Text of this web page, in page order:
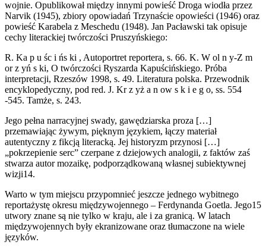
wojnie. Opublikował między innymi powieść Droga wiodła przez
Narvik (1945), zbiory opowiadań Trzynaście opowieści (1946) oraz
powieść Karabela z Meschedu (1948). Jan Pacławski tak opisuje
cechy literackiej twórczości Pruszyńskiego:
R. Ka p u śc i ńs ki , Autoportret reportera, s. 66. K. W ol n y-Z m
or z yń s ki, O twórczości Ryszarda Kapuścińskiego. Próba
interpretacji, Rzeszów 1998, s. 49. Literatura polska. Przewodnik
encyklopedyczny, pod red. J. Kr z yż a n ow s k i e g o, ss. 554
-545. Tamże, s. 243.
Jego pełna narracyjnej swady, gawędziarska proza […]
przemawiając żywym, pięknym językiem, łączy materiał
autentyczny z fikcją literacką. Jej historyzm przynosi […]
„pokrzepienie serc” czerpane z dziejowych analogii, z faktów zaś
stwarza autor mozaikę, podporządkowaną własnej subiektywnej
wizji14.
Warto w tym miejscu przypomnieć jeszcze jednego wybitnego
reportażystę okresu międzywojennego – Ferdynanda Goetla. Jego15
utwory znane są nie tylko w kraju, ale i za granicą. W latach
międzywojennych były ekranizowane oraz tłumaczone na wiele
języków.